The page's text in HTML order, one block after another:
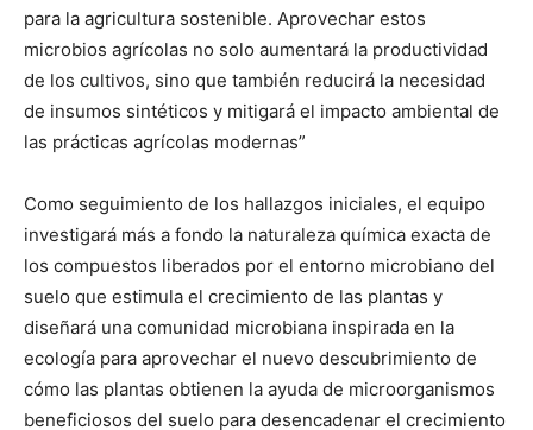
para la agricultura sostenible. Aprovechar estos
microbios agrícolas no solo aumentará la productividad
de los cultivos, sino que también reducirá la necesidad
de insumos sintéticos y mitigará el impacto ambiental de
las prácticas agrícolas modernas”
Como seguimiento de los hallazgos iniciales, el equipo
investigará más a fondo la naturaleza química exacta de
los compuestos liberados por el entorno microbiano del
suelo que estimula el crecimiento de las plantas y
diseñará una comunidad microbiana inspirada en la
ecología para aprovechar el nuevo descubrimiento de
cómo las plantas obtienen la ayuda de microorganismos
beneficiosos del suelo para desencadenar el crecimiento